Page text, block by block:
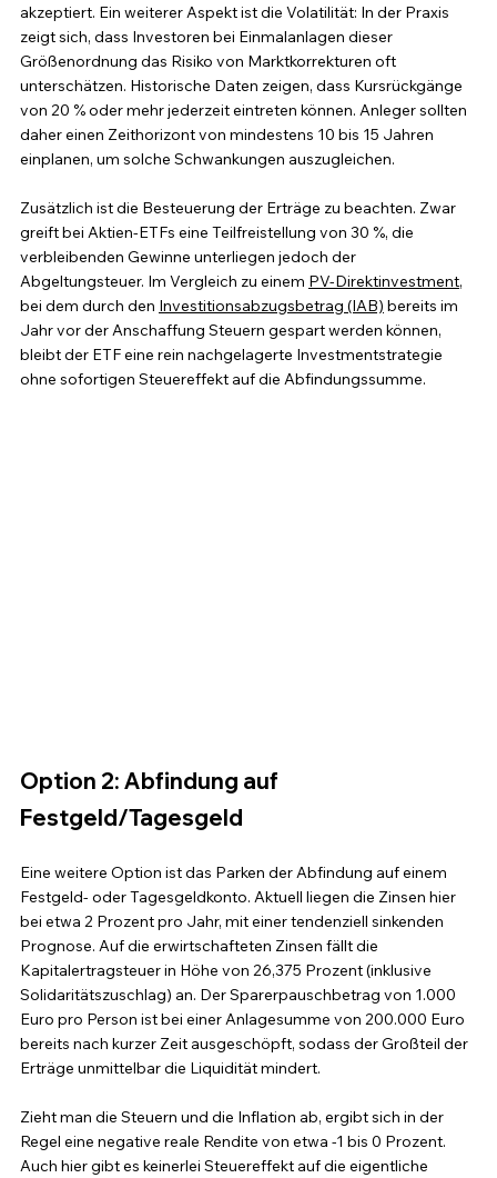
akzeptiert. Ein weiterer Aspekt ist die Volatilität: In der Praxis
zeigt sich, dass Investoren bei Einmalanlagen dieser
Größenordnung das Risiko von Marktkorrekturen oft
unterschätzen. Historische Daten zeigen, dass Kursrückgänge
von 20 % oder mehr jederzeit eintreten können. Anleger sollten
daher einen Zeithorizont von mindestens 10 bis 15 Jahren
einplanen, um solche Schwankungen auszugleichen.
Zusätzlich ist die Besteuerung der Erträge zu beachten. Zwar
greift bei Aktien-ETFs eine Teilfreistellung von 30 %, die
verbleibenden Gewinne unterliegen jedoch der
Abgeltungsteuer. Im Vergleich zu einem PV-Direktinvestment,
bei dem durch den Investitionsabzugsbetrag (IAB) bereits im
Jahr vor der Anschaffung Steuern gespart werden können,
bleibt der ETF eine rein nachgelagerte Investmentstrategie
ohne sofortigen Steuereffekt auf die Abfindungssumme.
Option 2: Abfindung auf
Festgeld/Tagesgeld
Eine weitere Option ist das Parken der Abfindung auf einem
Festgeld- oder Tagesgeldkonto. Aktuell liegen die Zinsen hier
bei etwa 2 Prozent pro Jahr, mit einer tendenziell sinkenden
Prognose. Auf die erwirtschafteten Zinsen fällt die
Kapitalertragsteuer in Höhe von 26,375 Prozent (inklusive
Solidaritätszuschlag) an. Der Sparerpauschbetrag von 1.000
Euro pro Person ist bei einer Anlagesumme von 200.000 Euro
bereits nach kurzer Zeit ausgeschöpft, sodass der Großteil der
Erträge unmittelbar die Liquidität mindert.
Zieht man die Steuern und die Inflation ab, ergibt sich in der
Regel eine negative reale Rendite von etwa -1 bis 0 Prozent.
Auch hier gibt es keinerlei Steuereffekt auf die eigentliche